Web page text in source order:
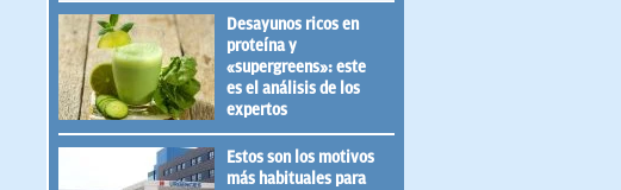
Desayunos ricos en
proteína y
«supergreens»: este
es el análisis de los
expertos
Estos son los motivos
más habituales para